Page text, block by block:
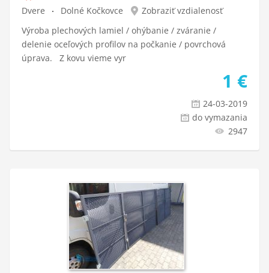
Dvere Dolné Kočkovce
Zobraziť vzdialenosť
Výroba plechových lamiel / ohýbanie / zváranie /
delenie oceľových profilov na počkanie / povrchová
úprava. Z kovu vieme vyr
1 €
24-03-2019
do vymazania
2947